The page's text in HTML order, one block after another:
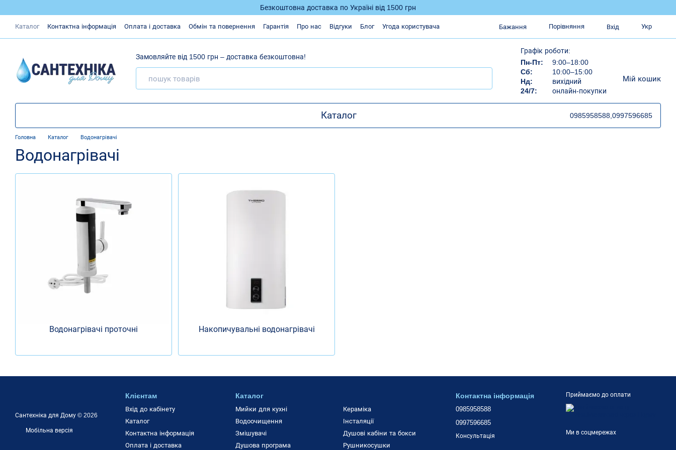
Безкоштовна доставка по Україні від 1500 грн
Каталог Контактна інформація Оплата і доставка Обмін та повернення Гарантія Про нас Відгуки Блог Угода користувача Бажання Порівняння Вхід Укр
Замовляйте від 1500 грн – доставка безкоштовна!
Графік роботи:
Пн-Пт:
9:00–18:00
Сб:
10:00–15:00
Нд:
вихідний
24/7:
онлайн-покупки
Мій кошик
Каталог 0985958588, 0997596685
Головна Каталог Водонагрівачі
Водонагрівачі
Водонагрівачі проточні Накопичувальні водонагрівачі
Сантехніка для Дому © 2026
Мобільна версія
Клієнтам
Вхід до кабінету
Каталог
Контактна інформація
Оплата і доставка
Каталог
Мийки для кухні
Водоочищення
Змішувачі
Душова програма
Кераміка
Інсталяції
Душові кабіни та бокси
Рушникосушки
Контактна інформація
0985958588
0997596685
Консультація
Приймаємо до оплати
Ми в соцмережах